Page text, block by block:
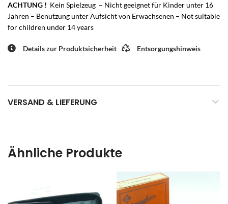
ACHTUNG ! Kein Spielzeug – Nicht geeignet für Kinder unter 16
Jahren – Benutzung unter Aufsicht von Erwachsenen – Not suitable
for children under 14 years
Details zur Produktsicherheit Entsorgungshinweis
VERSAND & LIEFERUNG
Ähnliche Produkte